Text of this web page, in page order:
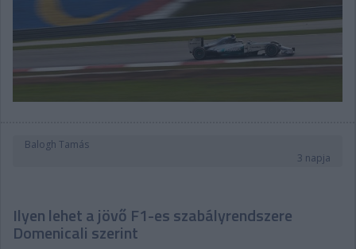
Balogh Tamás
3 napja
Ilyen lehet a jövő F1-es szabályrendszere
Domenicali szerint